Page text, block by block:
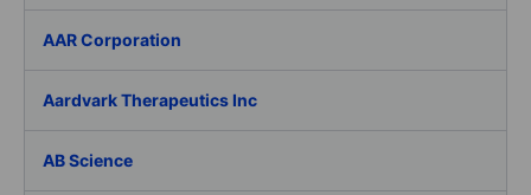
AAR Corporation
Aardvark Therapeutics Inc
AB Science